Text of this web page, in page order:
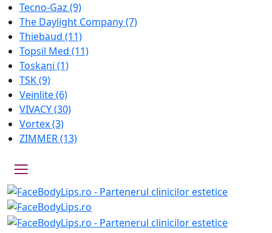
Tecno-Gaz (9)
The Daylight Company(7)
Thiebaud (11)
Topsil Med (11)
Toskani (1)
TSK(9)
Veinlite(6)
VIVACY(30)
Vortex(3)
ZIMMER(13)